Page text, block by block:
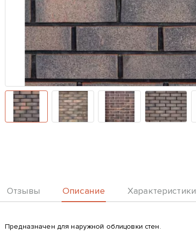
Отзывы Описание Характеристики
Описание
Предназначен для наружной облицовки стен.